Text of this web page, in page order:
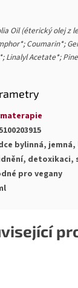
Oil (éterický olej z
Coumarin*;
Linalyl Acetate*;
bylinná,
detoxikaci,
pro vegany